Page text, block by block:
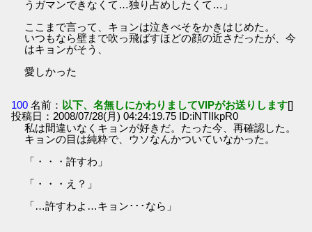
うガマンできなくて…独り占めしたくて…」
ここまで言って、キョンは泣きべそをかきはじめた。
いつもなら壁まで吹っ飛ばすほどの顔の近さだったが、今
はキョンがそう、
愛しかった
100 名前： 以下、名無しにかわりましてVIPがお送りします[]
投稿日：2008/07/28(月) 04:24:19.75 ID:iNTIIkpR0
私は間違いなくキョンが好きだ。たった今、再確認した。
キョンの目は純粋で、ウソなんかついていなかった。
「・・・許すわ」
「・・・え？」
「…許すわよ…キョン･･･なら」